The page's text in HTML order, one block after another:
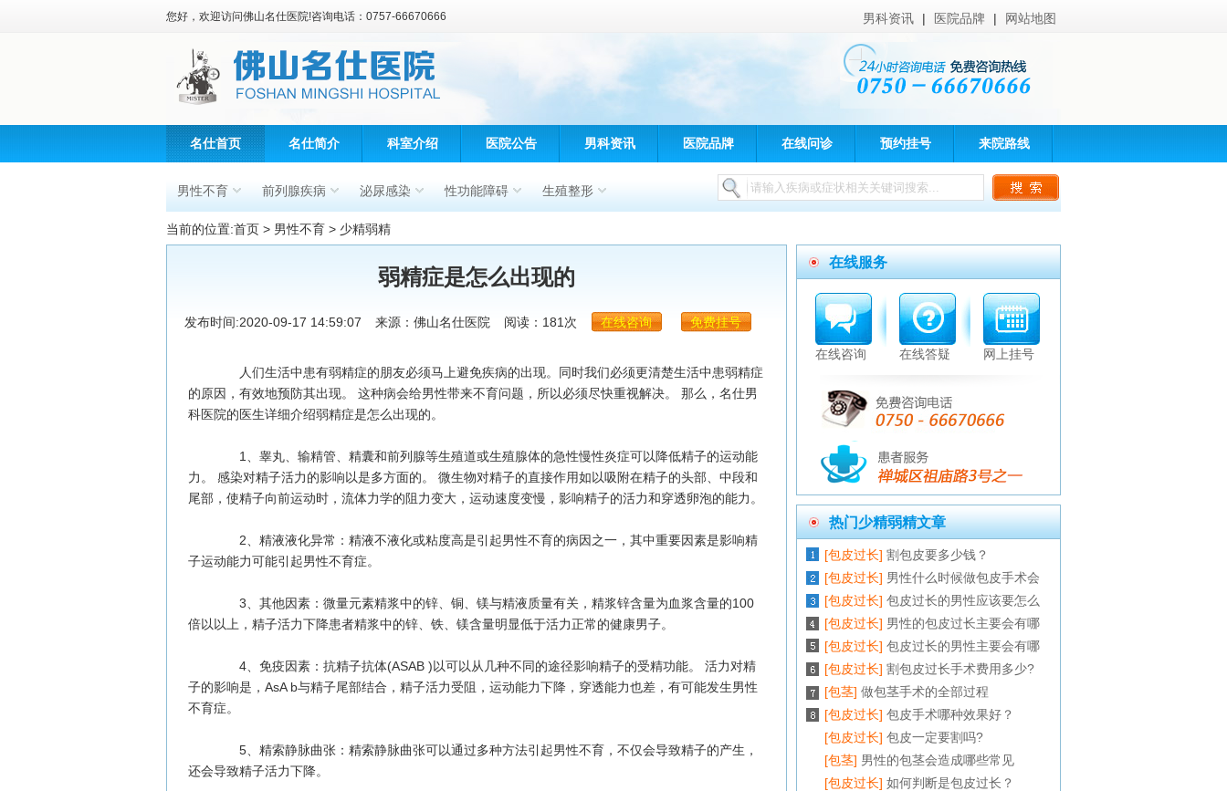
男科资讯 | 医院品牌 | 网站地图
您好，欢迎访问佛山名仕医院!咨询电话：0757-66670666
名仕首页 名仕简介 科室介绍 医院公告 男科资讯 医院品牌 在线问诊 预约挂号 来院路线
男性不育 前列腺疾病 泌尿感染 性功能障碍 生殖整形
当前的位置:首页 > 男性不育 > 少精弱精
弱精症是怎么出现的
发布时间:2020-09-17 14:59:07 来源：佛山名仕医院 阅读：181次 在线咨询 免费挂号
人们生活中患有弱精症的朋友必须马上避免疾病的出现。同时我们必须更清楚生活中患弱精症
的原因，有效地预防其出现。 这种病会给男性带来不育问题，所以必须尽快重视解决。 那么，名仕男
科医院的医生详细介绍弱精症是怎么出现的。
1、睾丸、输精管、精囊和前列腺等生殖道或生殖腺体的急性慢性炎症可以降低精子的运动能
力。 感染对精子活力的影响以是多方面的。 微生物对精子的直接作用如以吸附在精子的头部、中段和
尾部，使精子向前运动时，流体力学的阻力变大，运动速度变慢，影响精子的活力和穿透卵泡的能力。
2、精液液化异常：精液不液化或粘度高是引起男性不育的病因之一，其中重要因素是影响精
子运动能力可能引起男性不育症。
3、其他因素：微量元素精浆中的锌、铜、镁与精液质量有关，精浆锌含量为血浆含量的100
倍以以上，精子活力下降患者精浆中的锌、铁、镁含量明显低于活力正常的健康男子。
4、免疫因素：抗精子抗体(ASAB )以可以从几种不同的途径影响精子的受精功能。 活力对精
子的影响是，AsA b与精子尾部结合，精子活力受阻，运动能力下降，穿透能力也差，有可能发生男性
不育症。
5、精索静脉曲张：精索静脉曲张可以通过多种方法引起男性不育，不仅会导致精子的产生，
还会导致精子活力下降。
在线服务
在线咨询 在线答疑 网上挂号
热门少精弱精文章
[包皮过长] 割包皮要多少钱？
[包皮过长] 男性什么时候做包皮手术会
[包皮过长] 包皮过长的男性应该要怎么
[包皮过长] 男性的包皮过长主要会有哪
[包皮过长] 包皮过长的男性主要会有哪
[包皮过长] 割包皮过长手术费用多少?
[包茎] 做包茎手术的全部过程
[包皮过长] 包皮手术哪种效果好？
[包皮过长] 包皮一定要割吗?
[包茎] 男性的包茎会造成哪些常见
[包皮过长] 如何判断是包皮过长？